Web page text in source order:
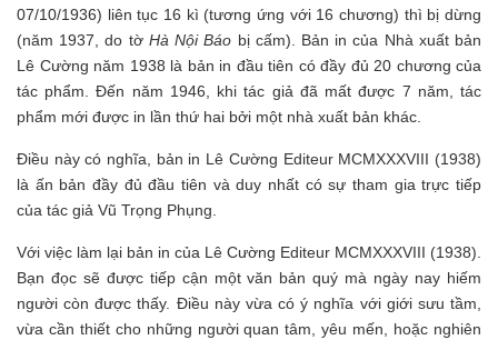
07/10/1936) liên tục 16 kì (tương ứng với 16 chương) thì bị dừng
(năm 1937, do tờ Hà Nội Báo bị cấm). Bản in của Nhà xuất bản
Lê Cường năm 1938 là bản in đầu tiên có đầy đủ 20 chương của
tác phẩm. Đến năm 1946, khi tác giả đã mất được 7 năm, tác
phẩm mới được in lần thứ hai bởi một nhà xuất bản khác.
Điều này có nghĩa, bản in Lê Cường Editeur MCMXXXVIII (1938)
là ấn bản đầy đủ đầu tiên và duy nhất có sự tham gia trực tiếp
của tác giả Vũ Trọng Phụng.
Với việc làm lại bản in của Lê Cường Editeur MCMXXXVIII (1938).
Bạn đọc sẽ được tiếp cận một văn bản quý mà ngày nay hiếm
người còn được thấy. Điều này vừa có ý nghĩa với giới sưu tầm,
vừa cần thiết cho những người quan tâm, yêu mến, hoặc nghiên